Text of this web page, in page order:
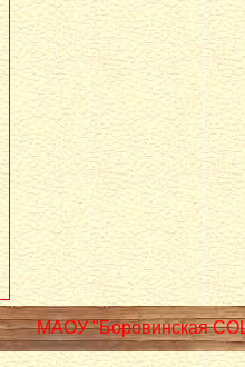
МАОУ "Боровинская